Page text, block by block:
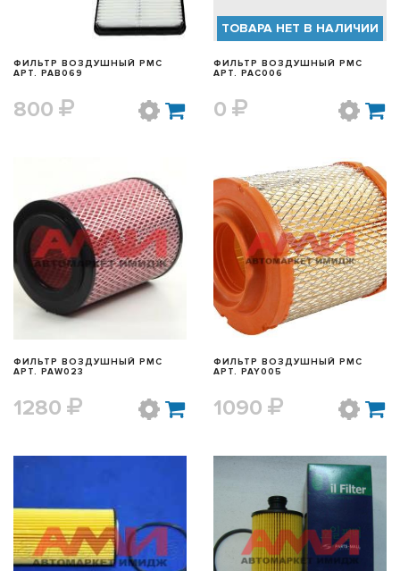
ФИЛЬТР ВОЗДУШНЫЙ PMC
АРТ. PAB069
800
ТОВАРА НЕТ В НАЛИЧИИ
ФИЛЬТР ВОЗДУШНЫЙ PMC
АРТ. PAC006
0
БЫСТРЫЙ ПРОСМОТР
ФИЛЬТР ВОЗДУШНЫЙ PMC
АРТ. PAW023
1280
БЫСТРЫЙ ПРОСМОТР
ФИЛЬТР ВОЗДУШНЫЙ PMC
АРТ. PAY005
1090
БЫСТРЫЙ ПРОСМОТР БЫСТРЫЙ ПРОСМОТР